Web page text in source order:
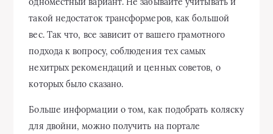
такой недостаток трансформеров, как большой
вес. Так что, все зависит от вашего грамотного
подхода к вопросу, соблюдения тех самых
нехитрых рекомендаций и ценных советов, о
которых было сказано.
Больше информации о том, как подобрать коляску
для двойни, можно получить на портале